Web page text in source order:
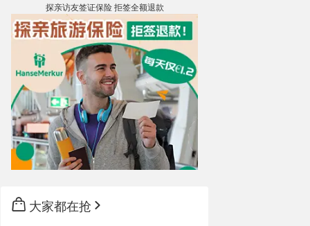
探亲访友签证保险 拒签全额退款
大家都在抢